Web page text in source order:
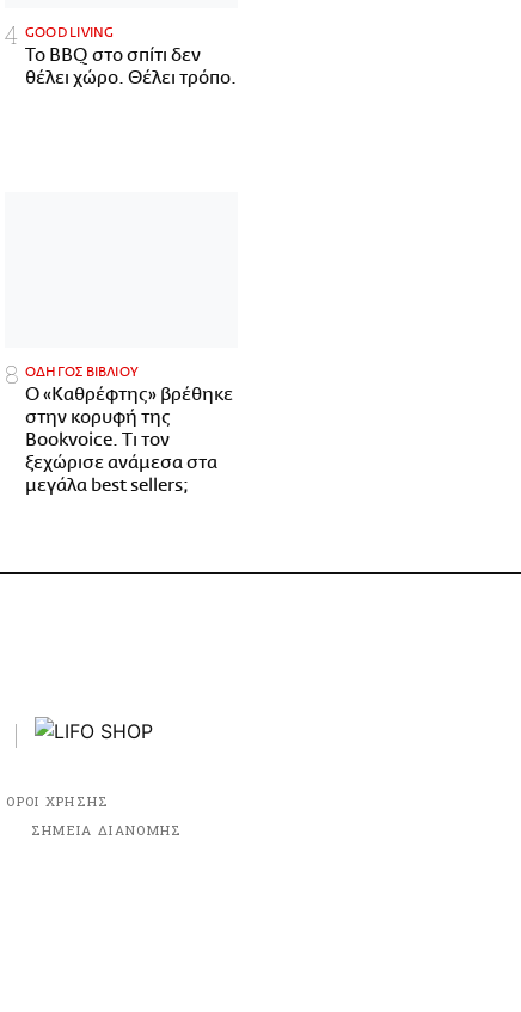
GOOD LIVING
Το BBQ στο σπίτι δεν
θέλει χώρο. Θέλει τρόπο.
ΟΔΗΓΟΣ ΒΙΒΛΙΟΥ
Ο «Καθρέφτης» βρέθηκε
στην κορυφή της
Bookvoice. Τι τον
ξεχώρισε ανάμεσα στα
μεγάλα best sellers;
ΟΡΟΙ ΧΡΗΣΗΣ
ΣΗΜΕΙΑ ΔΙΑΝΟΜΗΣ